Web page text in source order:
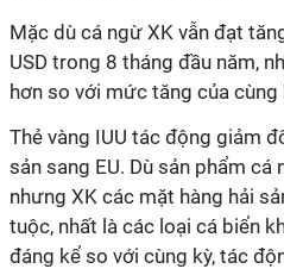
Mặc dù cá ngừ XK vẫn đạt
USD trong 8 tháng đầu năm,
hơn so với mức tăng của cùng
Thẻ vàng IUU tác động giảm
sản sang EU. Dù sản phẩm
nhưng XK các mặt hàng hải
tuộc, nhất là các loại cá biển
đáng kể so với cùng kỳ, tác